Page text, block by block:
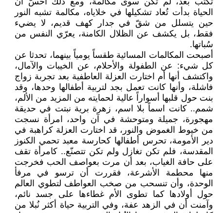
الحياة بدأت تُعاد تشكيلها في خلاياه، مكالمة تشبه النور
حين يتسلل من شقّ في جدار كهف قديم، لا يضيء
فقط، بل يكشف عن الظلال الكامنة، يعرّي النفس من
سُباتها.
أصبحت المكالمات المسائية طقساً يومياً بينهما، تحدثا عن
كل شيء: عن الطفولة والأحلام، عن الخيبات والآمال،
واكتشف أنها أم اختارت العزلة العاطفية بعد تجربة زواج
فاشلة، وأنها كانت تعمل بجد لتربية أطفالها وحدها، وقد
بنت حول قلبها أسواراً عالية لحمايته من المزيد من الألم،
شمم.. كانت اسماً بلا اسم، زهرة برية نبتت في حديقة
مهجورة، جميلة ومتوحشة في آن واحد، امرأة نسجت
من خيوط الغموض والنور، قد اختارت العزلة كراهبة في
دير الأمومة، تحرس أطفالها كحارسة معبد تحمي الكنوز
المقدسة، فلم تكن تغازل ولم تكن تتصنّع.. كامرأة تقف
على حافة الغياب، بعد أن مرت بعواصف الحب فخرجت
منها محطمة الأشرعة، فقررت أن ترسو في مرفأ
الوحدة، وأن تنسحب من صخب العواطف لتطوي العالم
حول أولادها كما تطوى الأم غطاءها على جسد نائم،
وآمنت أن في الزهد عفة، وفي التربية حياة أكثر نُبلا من